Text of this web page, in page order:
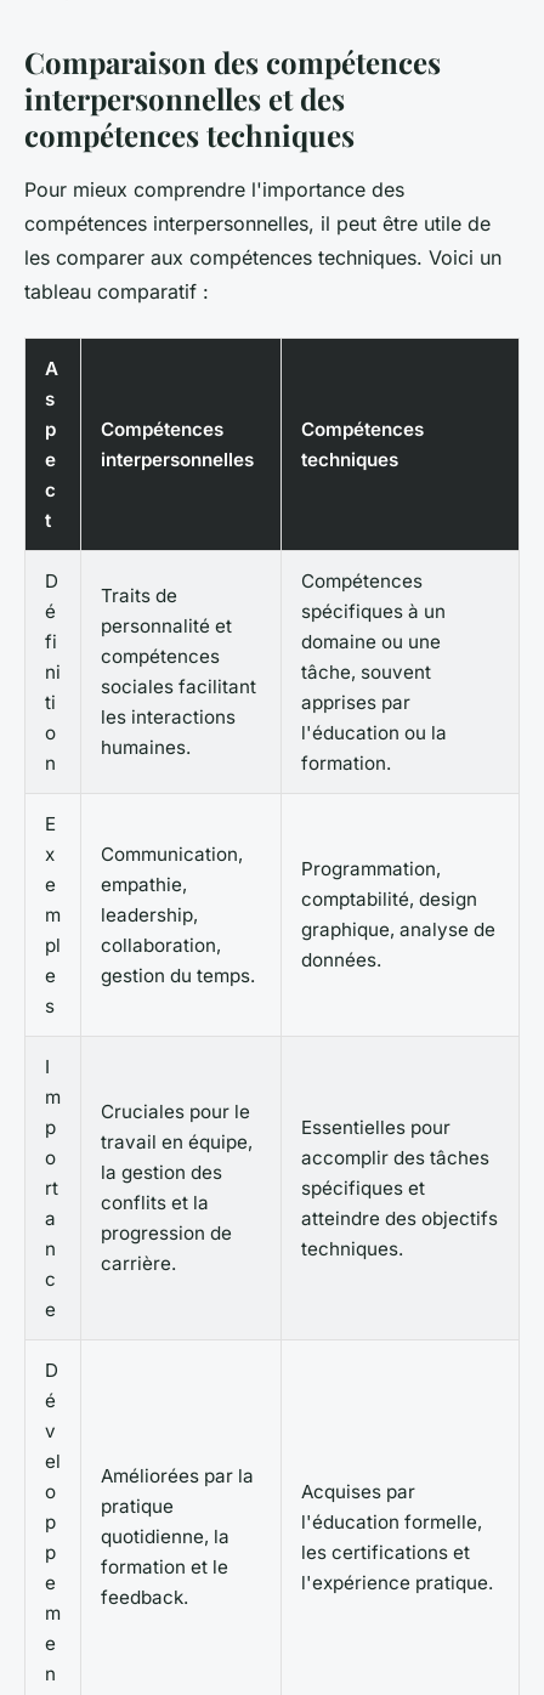
Comparaison des compétences
interpersonnelles et des
compétences techniques
Pour mieux comprendre l'importance des
compétences interpersonnelles, il peut être utile de
les comparer aux compétences techniques. Voici un
tableau comparatif :
A
s
p
e
c
t
Compétences
interpersonnelles
Compétences
techniques
D
é
fi
ni
ti
o
n
Traits de
personnalité et
compétences
sociales facilitant
les interactions
humaines.
Compétences
spécifiques à un
domaine ou une
tâche, souvent
apprises par
l'éducation ou la
formation.
E
x
e
m
pl
e
s
Communication,
empathie,
leadership,
collaboration,
gestion du temps.
Programmation,
comptabilité, design
graphique, analyse de
données.
I
m
p
o
rt
a
n
c
e
Cruciales pour le
travail en équipe,
la gestion des
conflits et la
progression de
carrière.
Essentielles pour
accomplir des tâches
spécifiques et
atteindre des objectifs
techniques.
D
é
v
el
o
p
p
e
m
e
n
Améliorées par la
pratique
quotidienne, la
formation et le
feedback.
Acquises par
l'éducation formelle,
les certifications et
l'expérience pratique.